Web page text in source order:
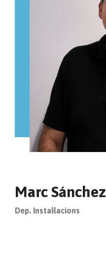
Marc Sánchez
Dep. Instal·lacions